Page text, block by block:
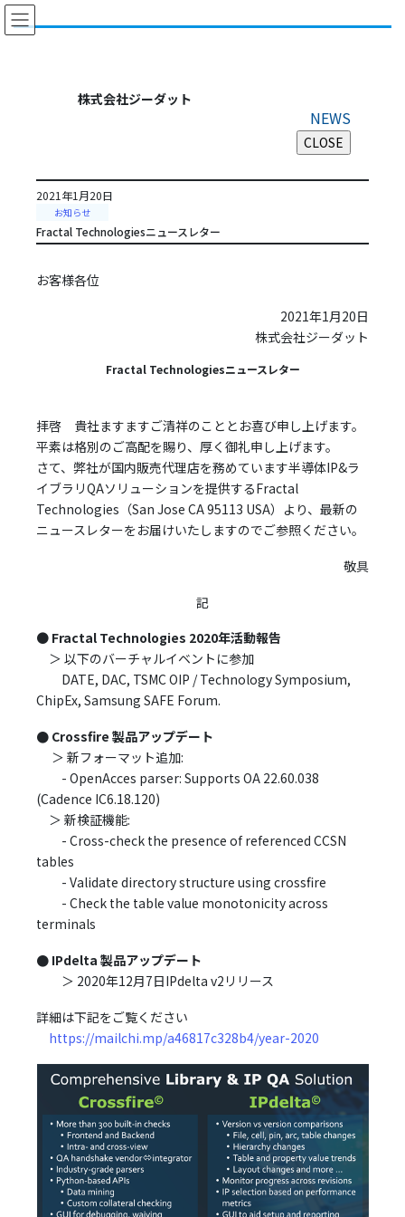
コ
ン
ナ
ビ
株式会社ジーダット
NEWS
2021年1月20日
お知らせ
Fractal Technologiesニュースレター
お客様各位
2021年1月20日
株式会社ジーダット
Fractal Technologiesニュースレター
拝啓 貴社ますますご清祥のこととお喜び申し上げます。
平素は格別のご高配を賜り、厚く御礼申し上げます。
さて、弊社が国内販売代理店を務めています半導体IP&ラ
イブラリQAソリューションを提供するFractal
Technologies（San Jose CA 95113 USA）より、最新の
ニュースレターをお届けいたしますのでご参照ください。
敬具
記
● Fractal Technologies 2020年活動報告
＞ 以下のバーチャルイベントに参加
DATE, DAC, TSMC OIP / Technology Symposium,
ChipEx, Samsung SAFE Forum.
● Crossfire 製品アップデート
＞ 新フォーマット追加:
- OpenAcces parser: Supports OA 22.60.038
(Cadence IC6.18.120)
＞ 新検証機能:
- Cross-check the presence of referenced CCSN
tables
- Validate directory structure using crossfire
- Check the table value monotonicity across
terminals
● IPdelta 製品アップデート
＞ 2020年12月7日IPdelta v2リリース
詳細は下記をご覧ください
https://mailchi.mp/a46817c328b4/year-2020